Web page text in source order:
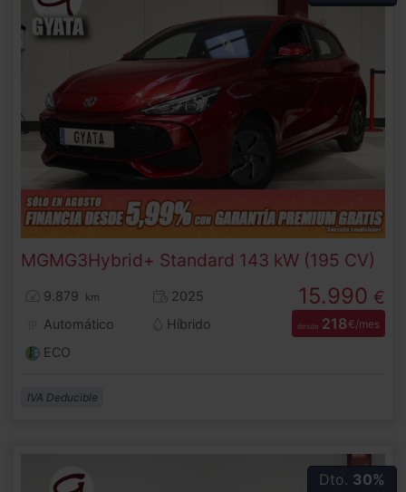
MGMG3Hybrid+ Standard 143 kW (195 CV)
9.879 km
2025
Automático
Híbrido
ECO
15.990 €
desde 218€/mes
IVA Deducible
Dto. 30%